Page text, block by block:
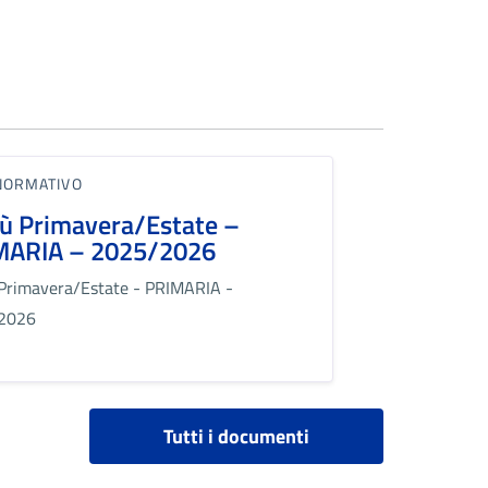
Primavera/Estate –
– 2025/2026
Estate - PRIMARIA -
Tutti i documenti